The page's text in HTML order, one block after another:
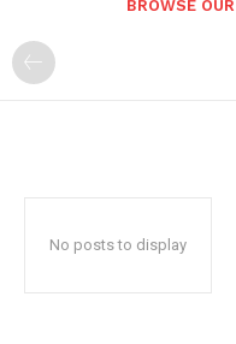
BROWSE
No posts to display